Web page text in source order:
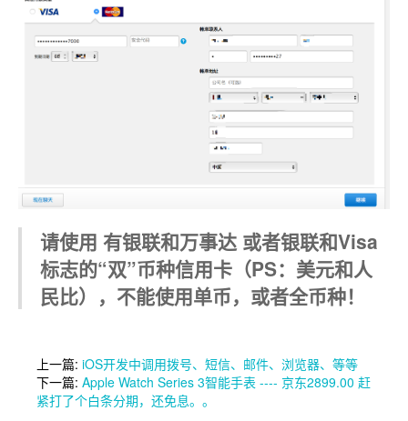
请使用 有银联和万事达 或者银联和Visa
标志的“双”币种信用卡（PS：美元和人
民比），不能使用单币，或者全币种！
上一篇: iOS开发中调用拨号、短信、邮件、浏览器、等等
下一篇: Apple Watch Series 3智能手表 ---- 京东2899.00 赶
紧打了个白条分期，还免息。。